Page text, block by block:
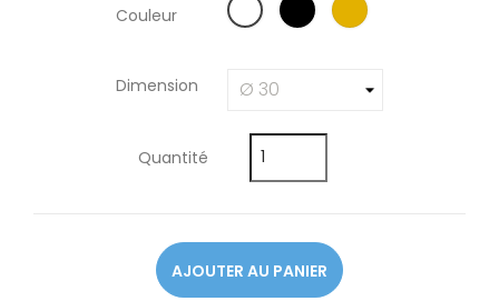
Couleur
Dimension
Quantité
AJOUTER AU PANIER